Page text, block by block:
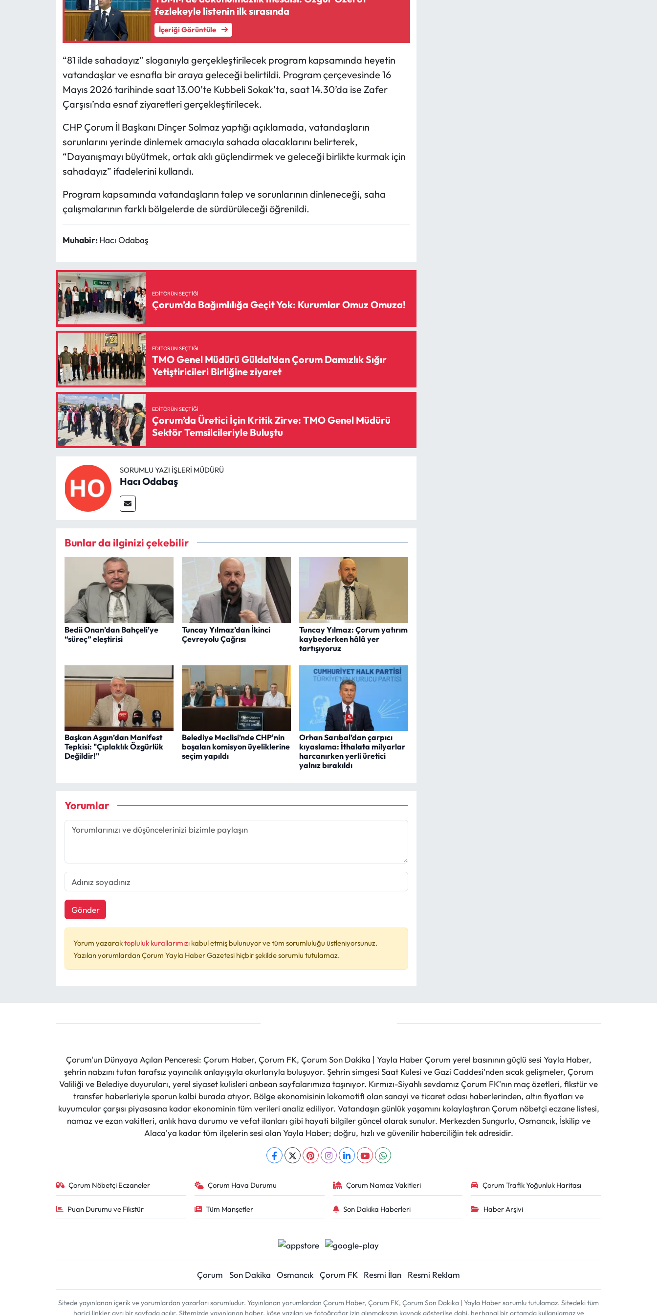
fezlekeyle listenin ilk sırasında
İçeriği Görüntüle
“81 ilde sahadayız” sloganıyla gerçekleştirilecek program kapsamında heyetin
vatandaşlar ve esnafla bir araya geleceği belirtildi. Program çerçevesinde 16
Mayıs 2026 tarihinde saat 13.00’te Kubbeli Sokak’ta, saat 14.30’da ise Zafer
Çarşısı’nda esnaf ziyaretleri gerçekleştirilecek.
CHP Çorum İl Başkanı Dinçer Solmaz yaptığı açıklamada, vatandaşların
sorunlarını yerinde dinlemek amacıyla sahada olacaklarını belirterek,
“Dayanışmayı büyütmek, ortak aklı güçlendirmek ve geleceği birlikte kurmak için
sahadayız” ifadelerini kullandı.
Program kapsamında vatandaşların talep ve sorunlarının dinleneceği, saha
çalışmalarının farklı bölgelerde de sürdürüleceği öğrenildi.
Muhabir: Hacı Odabaş
EDITÖRÜN SEÇTIĞI
Çorum’da Bağımlılığa Geçit Yok: Kurumlar Omuz Omuza!
EDITÖRÜN SEÇTIĞI
TMO Genel Müdürü Güldal’dan Çorum Damızlık Sığır
Yetiştiricileri Birliğine ziyaret
EDITÖRÜN SEÇTIĞI
Çorum’da Üretici İçin Kritik Zirve: TMO Genel Müdürü
Sektör Temsilcileriyle Buluştu
SORUMLU YAZI İŞLERI MÜDÜRÜ
Hacı Odabaş
Bunlar da ilginizi çekebilir
Bedii Onan’dan Bahçeli’ye
“süreç” eleştirisi
Tuncay Yılmaz’dan İkinci
Çevreyolu Çağrısı
Tuncay Yılmaz: Çorum yatırım
kaybederken hâlâ yer
tartışıyoruz
Başkan Aşgın’dan Manifest
Tepkisi: "Çıplaklık Özgürlük
Değildir!"
Belediye Meclisi’nde CHP'nin
boşalan komisyon üyeliklerine
seçim yapıldı
Orhan Sarıbal’dan çarpıcı
kıyaslama: İthalata milyarlar
harcanırken yerli üretici
yalnız bırakıldı
Yorumlar
Gönder
Yorum yazaraktopluluk kurallarımızı kabul etmiş bulunuyor ve tüm sorumluluğu üstleniyorsunuz.
Yazılan yorumlardan Çorum Yayla Haber Gazetesi hiçbir şekilde sorumlu tutulamaz.
Çorum'un Dünyaya Açılan Penceresi: Çorum Haber, Çorum FK, Çorum Son Dakika | Yayla Haber Çorum yerel basınının güçlü sesi Yayla Haber,
şehrin nabzını tutan tarafsız yayıncılık anlayışıyla okurlarıyla buluşuyor. Şehrin simgesi Saat Kulesi ve Gazi Caddesi'nden sıcak gelişmeler, Çorum
Valiliği ve Belediye duyuruları, yerel siyaset kulisleri anbean sayfalarımıza taşınıyor. Kırmızı-Siyahlı sevdamız Çorum FK'nın maç özetleri, fikstür ve
transfer haberleriyle sporun kalbi burada atıyor. Bölge ekonomisinin lokomotifi olan sanayi ve ticaret odası haberlerinden, altın fiyatları ve
kuyumcular çarşısı piyasasına kadar ekonominin tüm verileri analiz ediliyor. Vatandaşın günlük yaşamını kolaylaştıran Çorum nöbetçi eczane listesi,
namaz ve ezan vakitleri, anlık hava durumu ve vefat ilanları gibi hayati bilgiler güncel olarak sunulur. Merkezden Sungurlu, Osmancık, İskilip ve
Alaca'ya kadar tüm ilçelerin sesi olan Yayla Haber; doğru, hızlı ve güvenilir haberciliğin tek adresidir.
Çorum Nöbetçi Eczaneler Çorum Hava Durumu Çorum Namaz Vakitleri Çorum Trafik Yoğunluk Haritası
Puan Durumu ve Fikstür Tüm Manşetler Son Dakika Haberleri Haber Arşivi
Çorum Son Dakika Osmancık Çorum FK Resmi İlan Resmi Reklam
Sitede yayınlanan içerik ve yorumlardan yazarları sorumludur. Yayınlanan yorumlardan Çorum Haber, Çorum FK, Çorum Son Dakika | Yayla Haber sorumlu tutulamaz. Sitedeki tüm
harici linkler ayrı bir sayfada açılır. Sitemizde yayınlanan haber, köşe yazıları ve fotoğraflar izin alınmaksızın kaynak gösterilse dahi, herhangi bir ortamda kullanılamaz ve
Mecitözü Haberleri
Ortaköy Haberleri
Osmancık Haberleri
Otomotiv
Resmi İlan
Resmi Reklam
Sungurlu Haberleri
Uğurludağ Haberleri
Yayla Haber
Yemek Tarifleri
Yerel Haberler